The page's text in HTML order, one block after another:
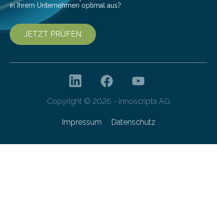
in Ihrem Unternehmen optimal aus?
JETZT PRÜFEN
Copyright © 2026 - innoscripta AG
Impressum Datenschutz